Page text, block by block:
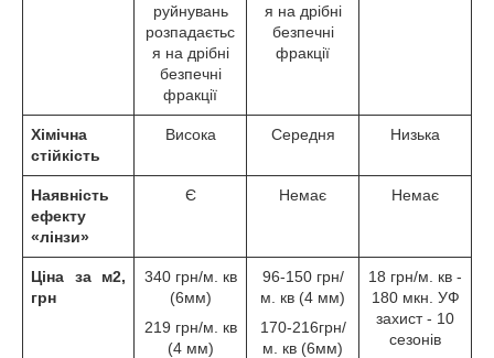
руйнувань
розпадаєтьс
я на дрібні
безпечні
фракції
я на дрібні
безпечні
фракції
Хімічна
стійкість
Висока Середня Низька
Наявність
ефекту
«лінзи»
Є Немає Немає
Ціна за м2,
грн
340 грн/м. кв
(6мм)
219 грн/м. кв
(4 мм)
96-150 грн/
м. кв (4 мм)
170-216грн/
м. кв (6мм)
18 грн/м. кв -
180 мкн. УФ
захист - 10
сезонів